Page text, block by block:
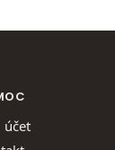
účet